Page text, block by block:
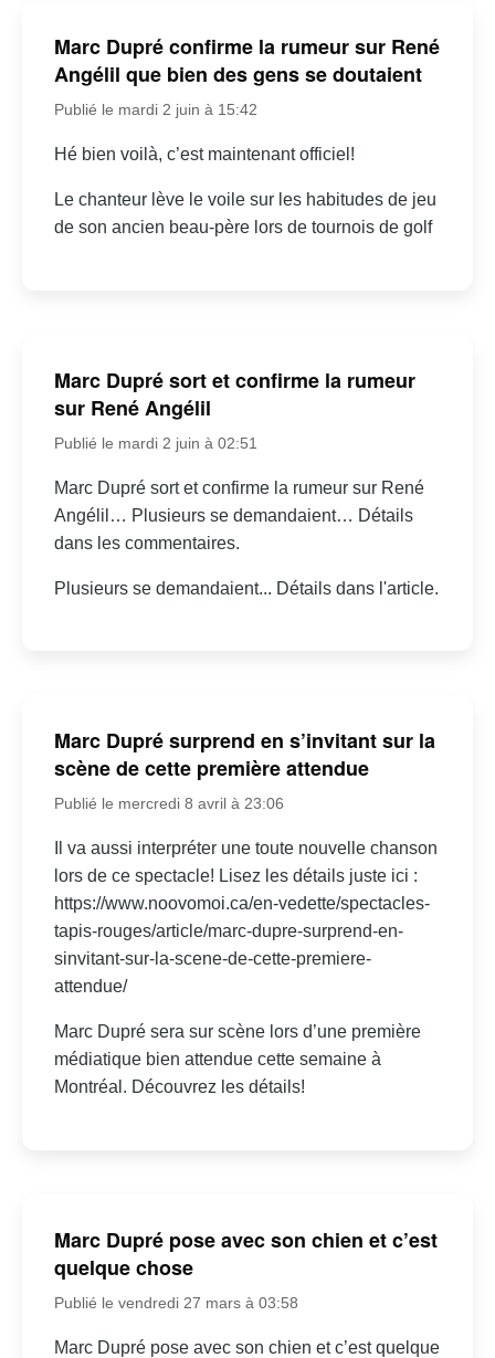
Marc Dupré confirme la rumeur sur René
Angélil que bien des gens se doutaient
Publié le mardi 2 juin à 15:42
Hé bien voilà, c’est maintenant officiel!
Le chanteur lève le voile sur les habitudes de jeu
de son ancien beau-père lors de tournois de golf
Marc Dupré sort et confirme la rumeur
sur René Angélil
Publié le mardi 2 juin à 02:51
Marc Dupré sort et confirme la rumeur sur René
Angélil… Plusieurs se demandaient… Détails
dans les commentaires.
Plusieurs se demandaient... Détails dans l'article.
Marc Dupré surprend en s’invitant sur la
scène de cette première attendue
Publié le mercredi 8 avril à 23:06
Il va aussi interpréter une toute nouvelle chanson
lors de ce spectacle! Lisez les détails juste ici :
https://www.noovomoi.ca/en-vedette/spectacles-
tapis-rouges/article/marc-dupre-surprend-en-
sinvitant-sur-la-scene-de-cette-premiere-
attendue/
Marc Dupré sera sur scène lors d’une première
médiatique bien attendue cette semaine à
Montréal. Découvrez les détails!
Marc Dupré pose avec son chien et c’est
quelque chose
Publié le vendredi 27 mars à 03:58
Marc Dupré pose avec son chien et c’est quelque